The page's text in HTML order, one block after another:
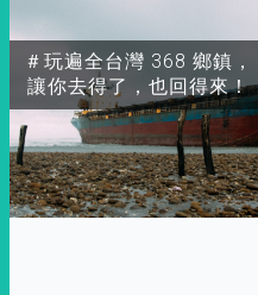
＃玩遍全台灣 368 鄉鎮，
讓你去得了，也回得來！